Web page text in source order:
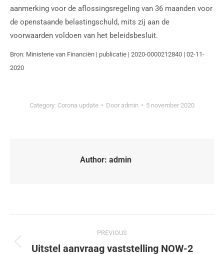
aanmerking voor de aflossingsregeling van 36 maanden voor
de openstaande belastingschuld, mits zij aan de
voorwaarden voldoen van het beleidsbesluit.
Bron: Ministerie van Financiën | publicatie | 2020-0000212840 | 02-11-
2020
Category: Corona update Door admin 5 november 2020
Author: admin
PREVIOUS
Uitstel aanvraag vaststelling NOW-2